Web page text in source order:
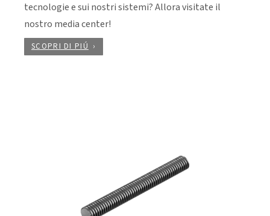
tecnologie e sui nostri sistemi? Allora visitate il
nostro media center!
SCOPRI DI PIÚ